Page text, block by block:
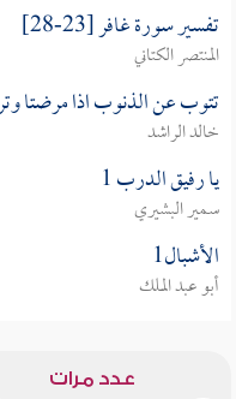
تفسير سورة غافر [23-28]
المنتصر الكتاني
تتوب عن الذنوب اذا مرضتا
خالد الراشد
يا رفيق الدرب 1
سمير البشيري
الأشبال1
أبو عبد الملك
عدد مرات